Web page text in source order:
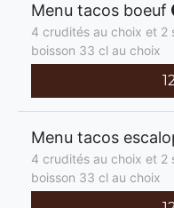
Menu tacos boeuf
4 crudités au choix et 2
boisson 33 cl au choix
Menu tacos
4 crudités au choix et 2
boisson 33 cl au choix